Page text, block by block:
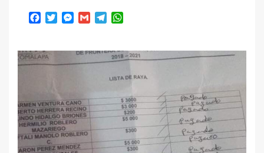
Facebook
TwitterMessenger
Gmail Telegram